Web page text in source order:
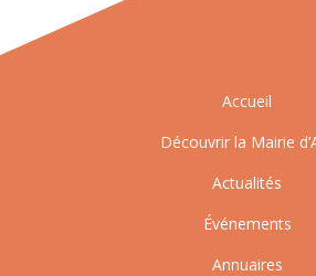
Accueil
Découvrir la Mairie
Actualités
Événements
Annuaires